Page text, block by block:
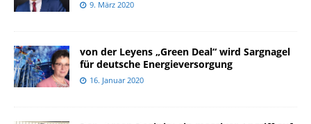
9. März 2020
von der Leyens „Green Deal“ wird Sargnagel
für deutsche Energieversorgung
16. Januar 2020